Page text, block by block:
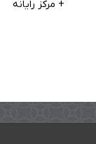
+ مرکز رایانه